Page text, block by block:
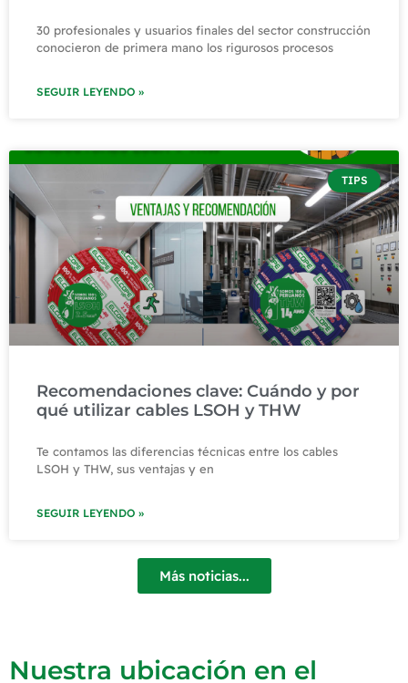
30 profesionales y usuarios finales del sector construcción
conocieron de primera mano los rigurosos procesos
SEGUIR LEYENDO »
TIPS
Recomendaciones clave: Cuándo y por
qué utilizar cables LSOH y THW
Te contamos las diferencias técnicas entre los cables
LSOH y THW, sus ventajas y en
SEGUIR LEYENDO »
Más noticias...
Nuestra ubicación en el